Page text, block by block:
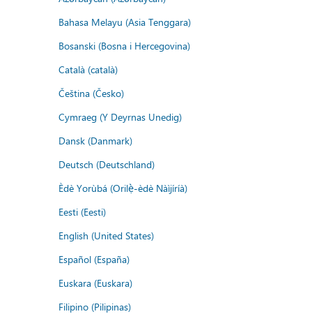
Bahasa Melayu (Asia Tenggara)
Bosanski (Bosna i Hercegovina)
Català (català)
Čeština (Česko)
Cymraeg (Y Deyrnas Unedig)
Dansk (Danmark)
Deutsch (Deutschland)
Èdè Yorùbá (Orilẹ̀-èdè Nàìjíríà)
Eesti (Eesti)
English (United States)
Español (España)
Euskara (Euskara)
Filipino (Pilipinas)